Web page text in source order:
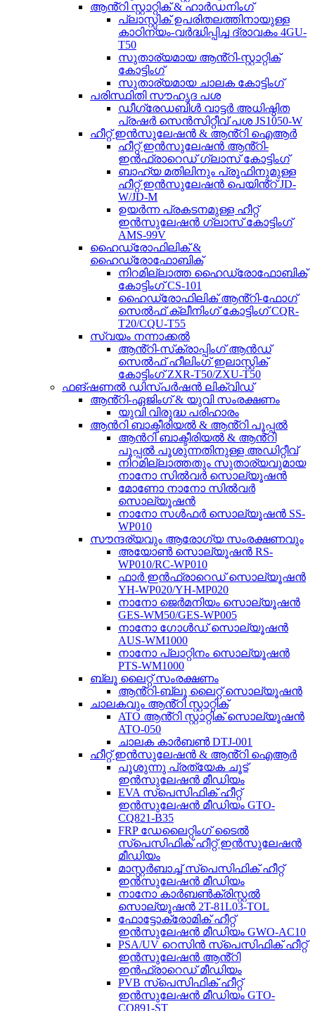
ആൻ്റി സ്റ്റാറ്റിക് & ഹാർഡനിംഗ്
പ്ലാസ്റ്റിക് ഉപരിതലത്തിനായുള്ള
കാഠിന്യം-വർദ്ധിപ്പിച്ച ദ്രാവകം 4GU-
T50
സുതാര്യമായ ആൻ്റി-സ്റ്റാറ്റിക്
കോട്ടിംഗ്
സുതാര്യമായ ചാലക കോട്ടിംഗ്
പരിസ്ഥിതി സൗഹൃദ പശ
ഡീഗ്രേഡബിൾ വാട്ടർ അധിഷ്ഠിത
പ്രഷർ സെൻസിറ്റീവ് പശ JS1050-W
ഹീറ്റ് ഇൻസുലേഷൻ & ആൻ്റി ഐആർ
ഹീറ്റ് ഇൻസുലേഷൻ ആൻ്റി-
ഇൻഫ്രാറെഡ് ഗ്ലാസ് കോട്ടിംഗ്
ബാഹ്യ മതിലിനും പ്രൂഫിനുമുള്ള
ഹീറ്റ് ഇൻസുലേഷൻ പെയിൻ്റ് JD-
W/JD-M
ഉയർന്ന പ്രകടനമുള്ള ഹീറ്റ്
ഇൻസുലേഷൻ ഗ്ലാസ് കോട്ടിംഗ്
AMS-99V
ഹൈഡ്രോഫിലിക് &
ഹൈഡ്രോഫോബിക്
നിറമില്ലാത്ത ഹൈഡ്രോഫോബിക്
കോട്ടിംഗ് CS-101
ഹൈഡ്രോഫിലിക് ആൻ്റി-ഫോഗ്
സെൽഫ് ക്ലീനിംഗ് കോട്ടിംഗ് CQR-
T20/CQU-T55
സ്വയം നന്നാക്കൽ
ആൻ്റി-സ്‌ക്രാപ്പിംഗ് ആൻഡ്
സെൽഫ് ഹീലിംഗ് ഇലാസ്റ്റിക്
കോട്ടിംഗ് ZXR-T50/ZXU-T50
ഫങ്ഷണൽ ഡിസ്പർഷൻ ലിക്വിഡ്
ആൻ്റി-ഏജിംഗ് & യുവി സംരക്ഷണം
യുവി വിരുദ്ധ പരിഹാരം
ആൻറി ബാക്ടീരിയൽ & ആൻ്റി പൂപ്പൽ
ആൻറി ബാക്ടീരിയൽ & ആൻ്റി
പൂപ്പൽ പൂശുന്നതിനുള്ള അഡിറ്റീവ്
നിറമില്ലാത്തതും സുതാര്യവുമായ
നാനോ സിൽവർ സൊല്യൂഷൻ
മോണോ നാനോ സിൽവർ
സൊല്യൂഷൻ
നാനോ സൾഫർ സൊല്യൂഷൻ SS-
WP010
സൗന്ദര്യവും ആരോഗ്യ സംരക്ഷണവും
അയോൺ സൊല്യൂഷൻ RS-
WP010/RC-WP010
ഫാർ ഇൻഫ്രാറെഡ് സൊല്യൂഷൻ
YH-WP020/YH-MP020
നാനോ ജെർമനിയം സൊല്യൂഷൻ
GES-WM50/GES-WP005
നാനോ ഗോൾഡ് സൊല്യൂഷൻ
AUS-WM1000
നാനോ പ്ലാറ്റിനം സൊല്യൂഷൻ
PTS-WM1000
ബ്ലൂ ലൈറ്റ് സംരക്ഷണം
ആൻ്റി-ബ്ലൂ ലൈറ്റ് സൊല്യൂഷൻ
ചാലകവും ആൻ്റി സ്റ്റാറ്റിക്
ATO ആൻ്റി സ്റ്റാറ്റിക് സൊല്യൂഷൻ
ATO-050
ചാലക കാർബൺ DTJ-001
ഹീറ്റ് ഇൻസുലേഷൻ & ആൻ്റി ഐആർ
പൂശുന്നു പ്രത്യേക ചൂട്
ഇൻസുലേഷൻ മീഡിയം
EVA സ്പെസിഫിക് ഹീറ്റ്
ഇൻസുലേഷൻ മീഡിയം GTO-
CQ821-B35
FRP ഡേലൈറ്റിംഗ് ടൈൽ
സ്പെസിഫിക് ഹീറ്റ് ഇൻസുലേഷൻ
മീഡിയം
മാസ്റ്റർബാച്ച് സ്പെസിഫിക് ഹീറ്റ്
ഇൻസുലേഷൻ മീഡിയം
നാനോ കാർബൺക്രിസ്റ്റൽ
സൊല്യൂഷൻ 2T-81L03-TOL
ഫോട്ടോക്രോമിക് ഹീറ്റ്
ഇൻസുലേഷൻ മീഡിയം GWO-AC10
PSA/UV റെസിൻ സ്പെസിഫിക് ഹീറ്റ്
ഇൻസുലേഷൻ ആൻ്റി
ഇൻഫ്രാറെഡ് മീഡിയം
PVB സ്പെസിഫിക് ഹീറ്റ്
ഇൻസുലേഷൻ മീഡിയം GTO-
CQ891-ST